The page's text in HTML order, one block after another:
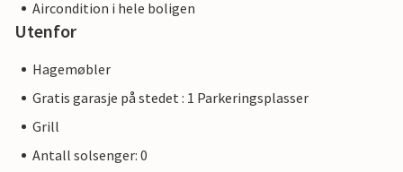
Aircondition i hele boligen
Utenfor
Hagemøbler
Gratis garasje på stedet : 1 Parkeringsplasser
Grill
Antall solsenger: 0